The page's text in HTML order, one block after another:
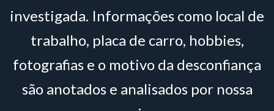
investigada. Informações como local de
trabalho, placa de carro, hobbies,
fotografias e o motivo da desconfiança
são anotados e analisados por nossa